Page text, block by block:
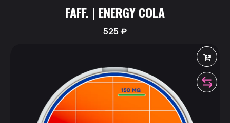
FAFF. | ENERGY COLA
525₽